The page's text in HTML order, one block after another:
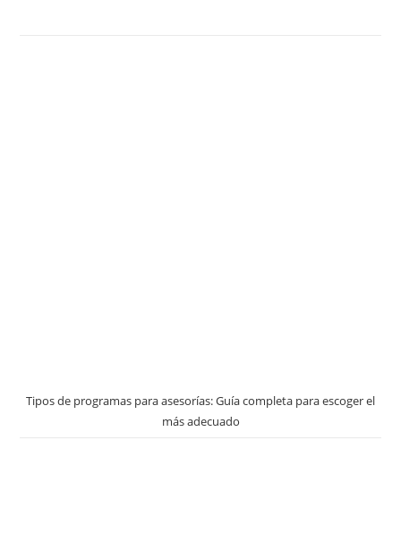
Tipos de programas para asesorías: Guía completa para escoger el
más adecuado